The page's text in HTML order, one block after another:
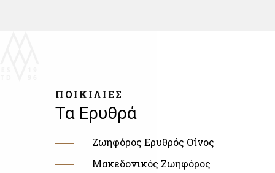
ΠΟΙΚΙΛΙΕΣ
Τα Ερυθρά
Ζωηφόρος Ερυθρός Οίνος
Μακεδονικός Ζωηφόρος